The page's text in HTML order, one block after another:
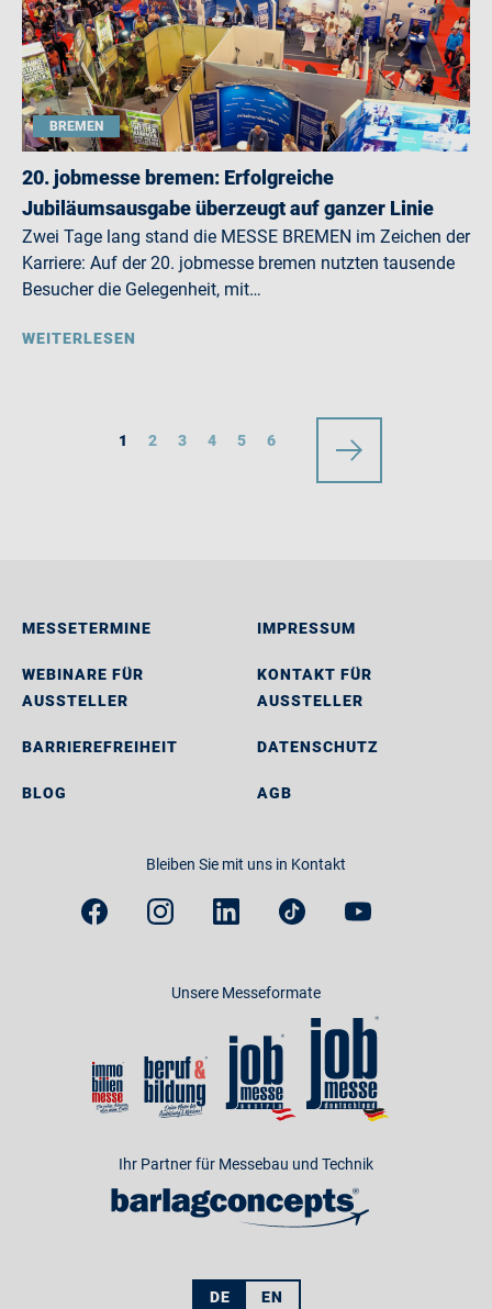
BREMEN
20. jobmesse bremen: Erfolgreiche
Jubiläumsausgabe überzeugt auf ganzer Linie
Zwei Tage lang stand die MESSE BREMEN im Zeichen der
Karriere: Auf der 20. jobmesse bremen nutzten tausende
Besucher die Gelegenheit, mit…
WEITERLESEN
1 2 3 4 5 6
MESSETERMINE
WEBINARE FÜR
AUSSTELLER
BARRIEREFREIHEIT
BLOG
IMPRESSUM
KONTAKT FÜR
AUSSTELLER
DATENSCHUTZ
AGB
Bleiben Sie mit uns in Kontakt
Unsere Messeformate
Ihr Partner für Messebau und Technik
DE EN